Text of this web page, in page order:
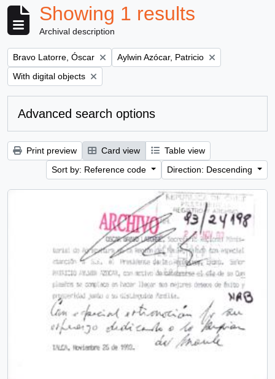
Showing 1 results
Archival description
Remove filter:
Bravo Latorre, Óscar Remove filter:
Aylwin Azócar, Patricio
Remove filter:
With digital objects
Advanced search options
Print preview Card view
Table view
Sort by: Reference code
Direction: Descending